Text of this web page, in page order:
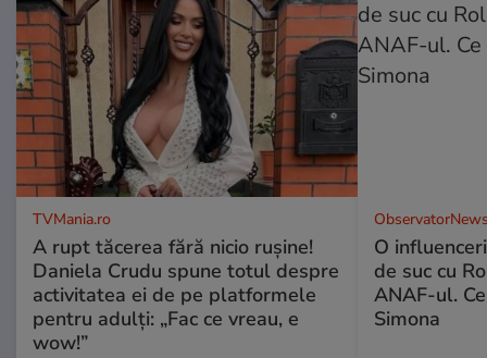
TVMania.ro
A rupt tăcerea fără nicio rușine!
Daniela Crudu spune totul despre
activitatea ei de pe platformele
pentru adulți: „Fac ce vreau, e
wow!”
O
de suc cu
ANAF-ul.
Simona